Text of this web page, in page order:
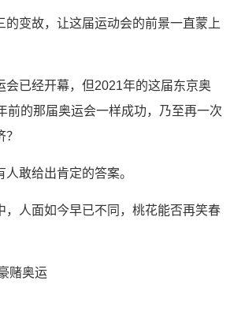
的变故，让这届运动会的前景一直蒙上
会已经开幕，但2021年的这届东京奥
前的那届奥运会一样成功，乃至再一次
人敢给出肯定的答案。
，人面如今早已不同，桃花能否再笑春